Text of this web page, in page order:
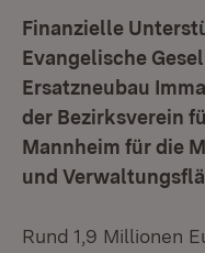
Finanzielle
Evangelische
Ersatzneubau
der Bezirksverein
Mannheim für die
und
Rund 1,9 Millionen